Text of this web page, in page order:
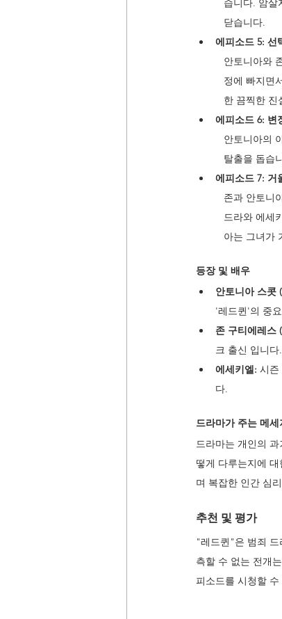
습니다. 암살
닫습니다.
에피소드 5: 선
안토니아와
정에 빠지면
한 끔찍한 진
에피소드 6: 변
안토니아의
탈출을 돕습
에피소드 7: 거
존과 안토니
드라와 에세
아는 그녀가
등장 및 배우
안토니아 스콧
'레드퀸'의 중
존 구티에레스
크 출신 입니다.
에세키엘: 시즌
다.
드라마가 주는 메세
드라마는 개인의
떻게 다루는지에
며 복잡한 인간 심
추천 및 평가
"레드퀸"은 범죄 드
측할 수 없는 전개
피소드를 시청할